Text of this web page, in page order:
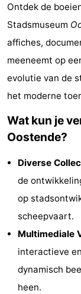
Nieuwpoort
Suites
Westende
(&
breakfasts)
Campings
Hotels
Vakantiehuizen
-
Nieuwpoort
-
Oostduinkerke
zee
-
Westende
minutes
Strand
Zien
doen
Ontdek de
Stadsmuseum
affiches,
meeneemt op
evolutie van de
het moderne
Wat kun je
Oostende?
Diverse
de
op
scheepvaart.
Multimediale
interactieve
dynamisch
heen.